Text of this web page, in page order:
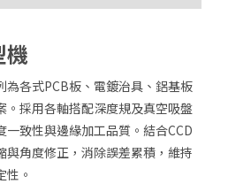
機
為各式PCB板、電鍍治具、鋁基板
。採用各軸搭配深度規及真空吸盤
致性與邊緣加工品質。結合CCD
與角度修正，消除誤差累積，維持
性。